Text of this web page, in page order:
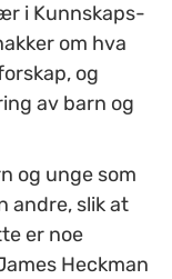
i Kunnskaps-
om hva
og
av barn og
og unge som
andre, slik at
er noe
Heckman